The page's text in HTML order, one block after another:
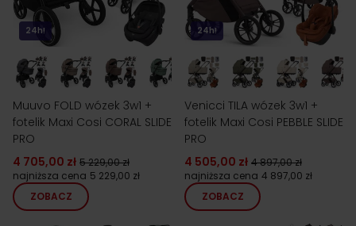
24h!
Muuvo FOLD wózek 3w1 +
fotelik Maxi Cosi CORAL SLIDE
PRO
4 705,00 zł 5 229,00 zł
najniższa cena 5 229,00 zł
ZOBACZ
24h!
Venicci TILA wózek 3w1 +
fotelik Maxi Cosi PEBBLE SLIDE
PRO
4 505,00 zł 4 897,00 zł
najniższa cena 4 897,00 zł
ZOBACZ